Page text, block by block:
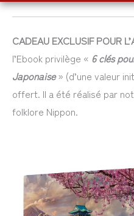
CADEAU EXCLUSIF POUR
l’Ebook privilège « 6 clés
Japonaise» (d’une valeur
offert. Il a été réalisé par
folklore Nippon.